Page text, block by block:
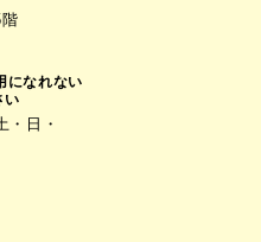
になれない
い
・日・